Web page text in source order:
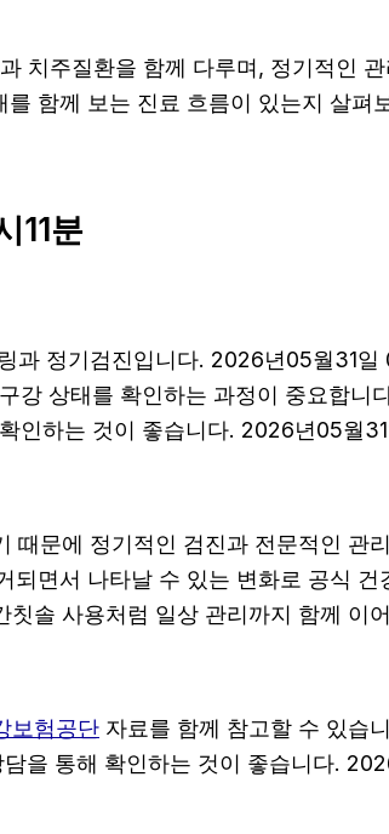
치주질환을 함께 다루며, 정기적인
함께 보는 진료 흐름이 있는지 살
11분
정기검진입니다. 2026년05월31일
상태를 확인하는 과정이 중요합니
인하는 것이 좋습니다. 2026년05월31
문에 정기적인 검진과 전문적인
면서 나타날 수 있는 변화로 공식
솔 사용처럼 일상 관리까지 함께 이
보험공단 자료를 함께 참고할 수 있습
을 통해 확인하는 것이 좋습니다.